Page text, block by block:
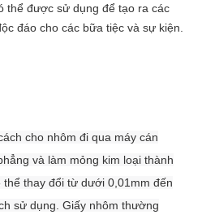
thể được sử dụng để tạo ra các
đáo cho các bữa tiệc và sự kiện.
cho nhôm đi qua máy cán
và làm mỏng kim loại thành
thay đổi từ dưới 0,01mm đến
sử dụng. Giấy nhôm thường